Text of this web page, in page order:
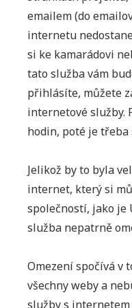
emailem (do
internetu
si ke kamarádovi
tato služba vám
přihlásíte, můžete
internetové služby.
hodin, poté je
Jelikož by to byla
internet, který si
společností, jako je
služba nepatrně
Omezení spočívá v
všechny weby a
služby s internetem